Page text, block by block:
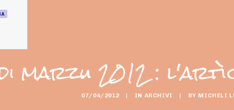
marzu 2012 :
07/04/2012 | IN ARCHIVI | BY MICHELI